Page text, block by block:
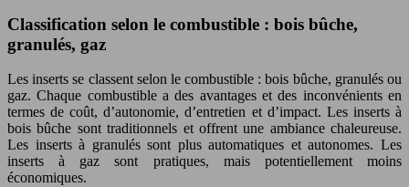
Classification selon le combustible : bois bûche,
granulés, gaz
Les inserts se classent selon le combustible : bois bûche, granulés ou
gaz. Chaque combustible a des avantages et des inconvénients en
termes de coût, d’autonomie, d’entretien et d’impact. Les inserts à
bois bûche sont traditionnels et offrent une ambiance chaleureuse.
Les inserts à granulés sont plus automatiques et autonomes. Les
inserts à gaz sont pratiques, mais potentiellement moins
économiques.